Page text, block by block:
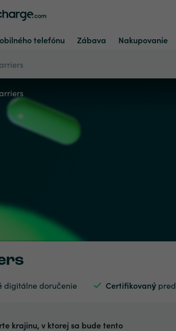
telefónu Zábava Nakupovanie
digitálne doručenie Certifikovaný
krajinu, v ktorej sa bude tento